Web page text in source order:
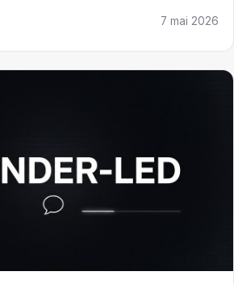
Qonto, Vinted, Lydia, Ledger.
7 mai 2026